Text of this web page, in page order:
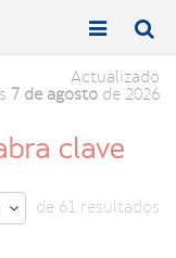
Toggle

Toggle

Actualizado
7 de agosto de 2026
clave
 de 61 resultados